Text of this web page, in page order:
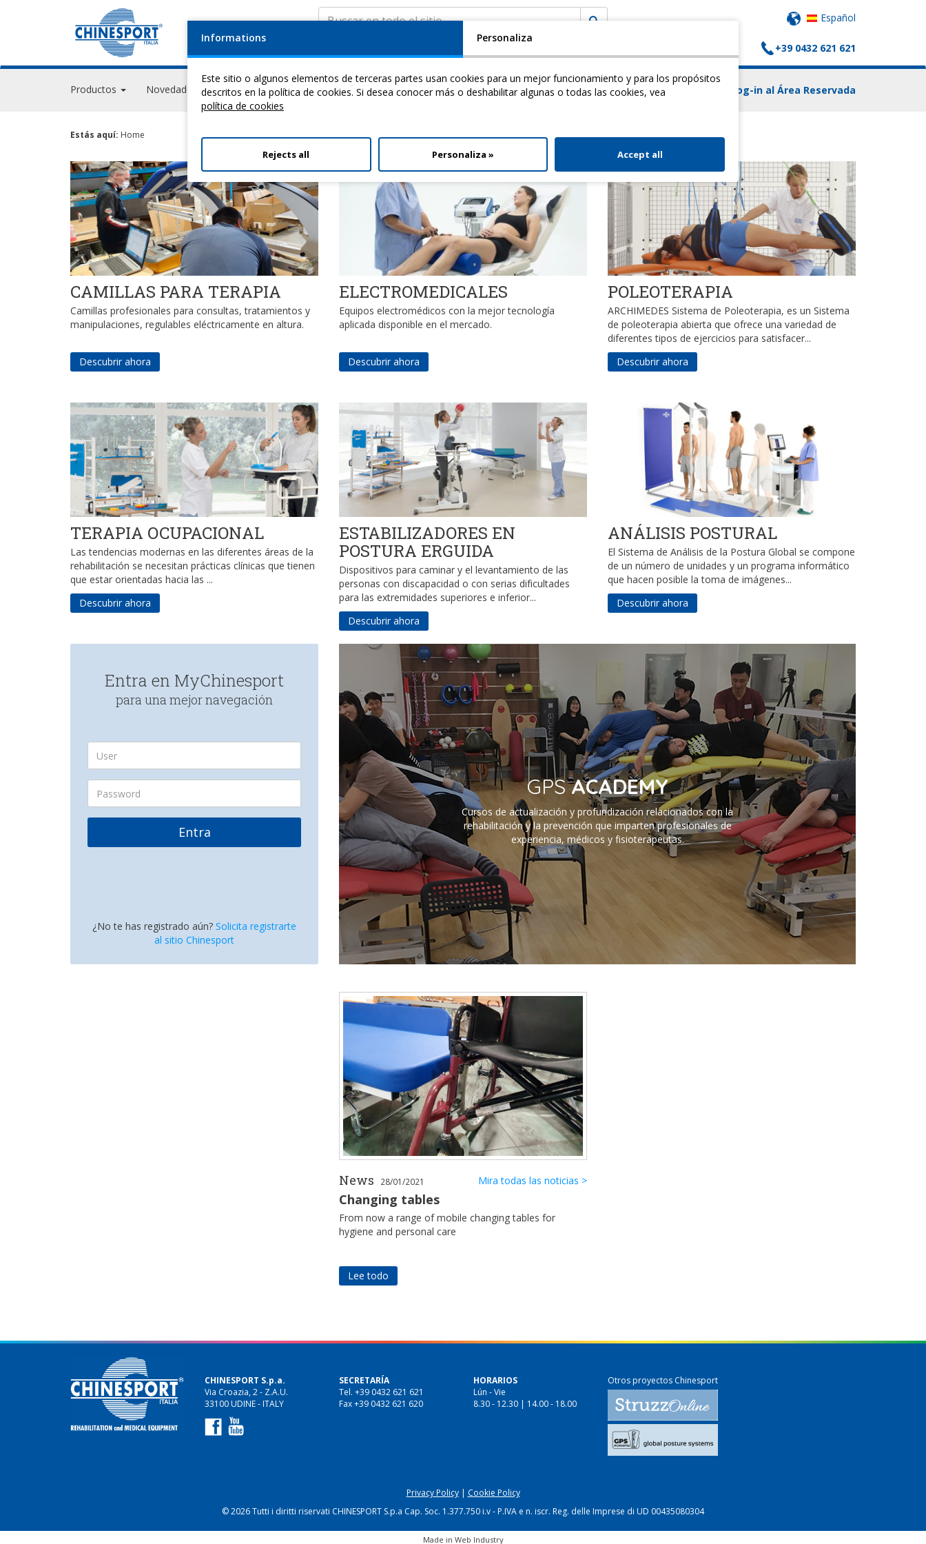
Español
+39 0432 621 621
Productos Novedades Eventos GPS Academy Video Download Log-in al Área Reservada
Estás aquí: Home
CAMILLAS PARA TERAPIA
Camillas profesionales para consultas, tratamientos y
manipulaciones, regulables eléctricamente en altura.
Descubrir ahora
ELECTROMEDICALES
Equipos electromédicos con la mejor tecnología
aplicada disponible en el mercado.
Descubrir ahora
POLEOTERAPIA
ARCHIMEDES Sistema de Poleoterapia, es un Sistema
de poleoterapia abierta que ofrece una variedad de
diferentes tipos de ejercicios para satisfacer...
Descubrir ahora
TERAPIA OCUPACIONAL
Las tendencias modernas en las diferentes áreas de la
rehabilitación se necesitan prácticas clínicas que tienen
que estar orientadas hacia las ...
Descubrir ahora
ESTABILIZADORES EN
POSTURA ERGUIDA
Dispositivos para caminar y el levantamiento de las
personas con discapacidad o con serias dificultades
para las extremidades superiores e inferior...
Descubrir ahora
ANÁLISIS POSTURAL
El Sistema de Análisis de la Postura Global se compone
de un número de unidades y un programa informático
que hacen posible la toma de imágenes...
Descubrir ahora
Entra en MyChinesport
para una mejor navegación
Entra
¿No te has registrado aún? Solicita registrarte
al sitio Chinesport
GPSACADEMY
Cursos de actualización y profundización relacionados con la
rehabilitación y la prevención que imparten profesionales de
experiencia, médicos y fisioterapeutas.
News 28/01/2021 Mira todas las noticias >
Changing tables
From now a range of mobile changing tables for
hygiene and personal care
Lee todo
CHINESPORT S.p.a.
Via Croazia, 2 - Z.A.U.
33100 UDINE - ITALY
SECRETARÍA
Tel. +39 0432 621 621
Fax +39 0432 621 620
HORARIOS
Lún - Vie
8.30 - 12.30 | 14.00 - 18.00
Otros proyectos Chinesport
Privacy Policy| Cookie Policy
© 2026 Tutti i diritti riservati CHINESPORT S.p.a Cap. Soc. 1.377.750 i.v - P.IVA e n. iscr. Reg. delle Imprese di UD 00435080304
Made in Web Industry
Informations Personaliza
Este sitio o algunos elementos de terceras partes usan cookies para un mejor funcionamiento y para los propósitos
descritos en la política de cookies. Si desea conocer más o deshabilitar algunas o todas las cookies, vea
política de cookies
Rejects all Personaliza » Accept all